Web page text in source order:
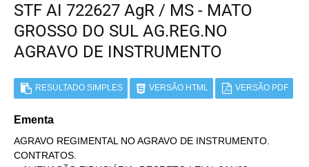
STF AI 722627 AgR / MS - MATO
GROSSO DO SUL AG.REG.NO
AGRAVO DE INSTRUMENTO
RESULTADO SIMPLES VERSÃO HTML VERSÃO PDF
Ementa
AGRAVO REGIMENTAL NO AGRAVO DE INSTRUMENTO.
CONTRATOS.